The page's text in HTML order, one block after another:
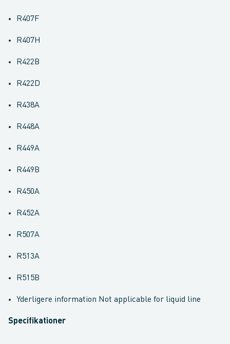
R407F
R407H
R422B
R422D
R438A
R448A
R449A
R449B
R450A
R452A
R507A
R513A
R515B
Yderligere information Not applicable for liquid line
Specifikationer